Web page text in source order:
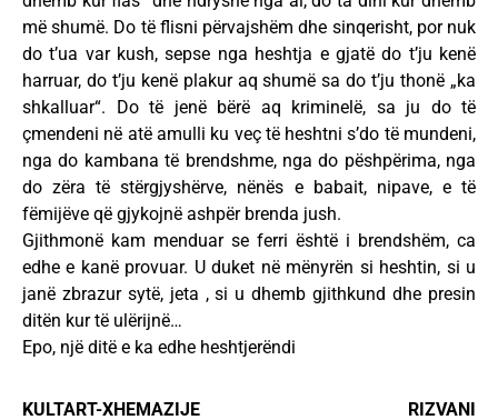
më shumë. Do të flisni përvajshëm dhe sinqerisht, por nuk
do t’ua var kush, sepse nga heshtja e gjatë do t’ju kenë
harruar, do t’ju kenë plakur aq shumë sa do t’ju thonë „ka
shkalluar“. Do të jenë bërë aq kriminelë, sa ju do të
çmendeni në atë amulli ku veç të heshtni s’do të mundeni,
nga do kambana të brendshme, nga do pëshpërima, nga
do zëra të stërgjyshërve, nënës e babait, nipave, e të
fëmijëve që gjykojnë ashpër brenda jush.
Gjithmonë kam menduar se ferri është i brendshëm, ca
edhe e kanë provuar. U duket në mënyrën si heshtin, si u
janë zbrazur sytë, jeta , si u dhemb gjithkund dhe presin
ditën kur të ulërijnë…
Epo, një ditë e ka edhe heshtjerëndi
KULTART-XHEMAZIJE RIZVANI